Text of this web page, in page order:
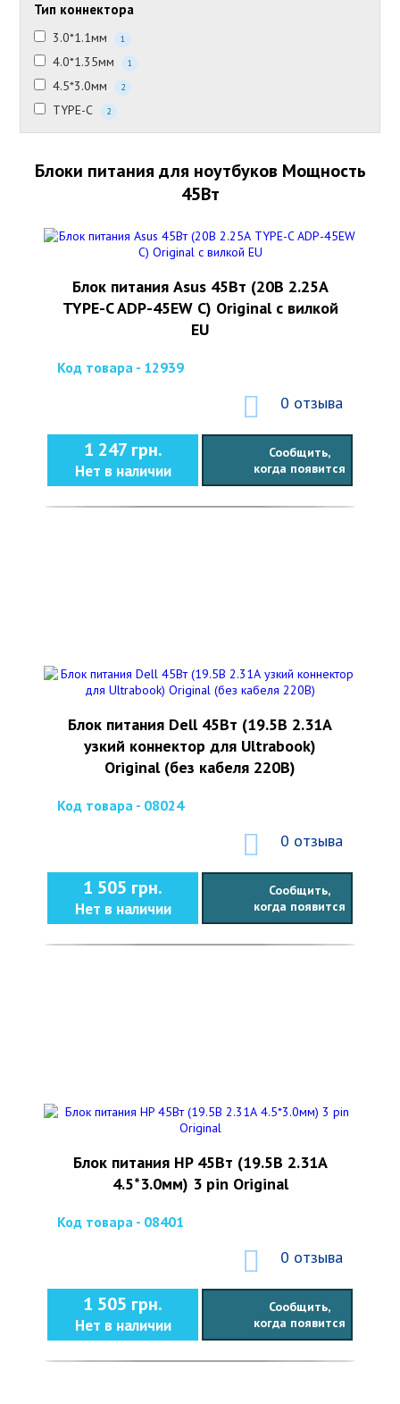
Тип коннектора
3.0*1.1мм 1
4.0*1.35мм 1
4.5*3.0мм 2
TYPE-C 2
Блоки питания для ноутбуков Мощность
45Вт
Блок питания Asus 45Вт (20В 2.25А
TYPE-C ADP-45EW C) Original с вилкой
EU
Код товара - 12939
0 отзыва
1 247 грн.
Нет в наличии
Сообщить,
когда появится
Блок питания Dell 45Вт (19.5В 2.31А
узкий коннектор для Ultrabook)
Original (без кабеля 220В)
Код товара - 08024
0 отзыва
1 505 грн.
Нет в наличии
Сообщить,
когда появится
Блок питания HP 45Вт (19.5В 2.31А
4.5*3.0мм) 3 pin Original
Код товара - 08401
0 отзыва
1 505 грн.
Нет в наличии
Сообщить,
когда появится